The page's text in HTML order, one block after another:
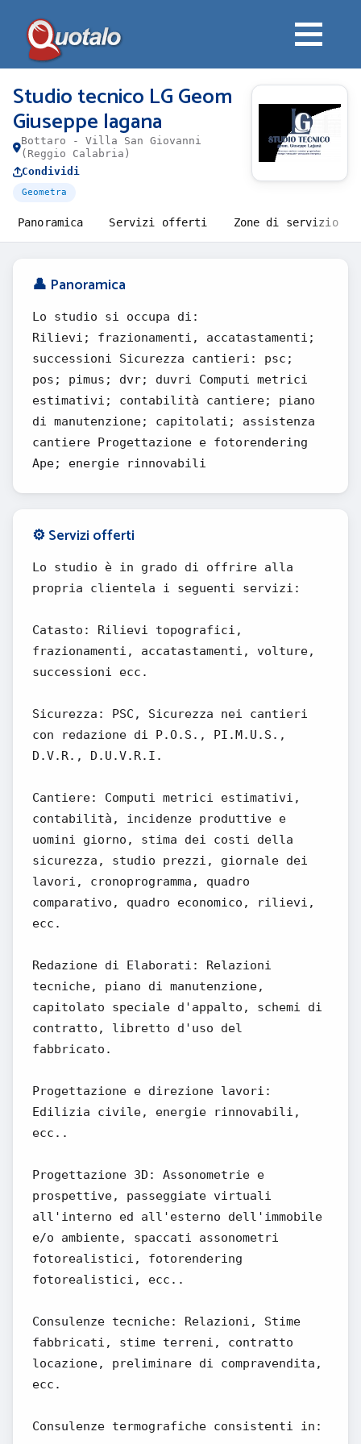
Studio tecnico LG Geom
Giuseppe lagana
Bottaro - Villa San Giovanni
(Reggio Calabria)
Condividi
Geometra
Panoramica Servizi offerti Zone di servizio
👤 Panoramica
Lo studio si occupa di:
Rilievi; frazionamenti, accatastamenti;
successioni Sicurezza cantieri: psc;
pos; pimus; dvr; duvri Computi metrici
estimativi; contabilità cantiere; piano
di manutenzione; capitolati; assistenza
cantiere Progettazione e fotorendering
Ape; energie rinnovabili
⚙️ Servizi offerti
Lo studio è in grado di offrire alla
propria clientela i seguenti servizi:
Catasto: Rilievi topografici,
frazionamenti, accatastamenti, volture,
successioni ecc.
Sicurezza: PSC, Sicurezza nei cantieri
con redazione di P.O.S., PI.M.U.S.,
D.V.R., D.U.V.R.I.
Cantiere: Computi metrici estimativi,
contabilità, incidenze produttive e
uomini giorno, stima dei costi della
sicurezza, studio prezzi, giornale dei
lavori, cronoprogramma, quadro
comparativo, quadro economico, rilievi,
ecc.
Redazione di Elaborati: Relazioni
tecniche, piano di manutenzione,
capitolato speciale d'appalto, schemi di
contratto, libretto d'uso del
fabbricato.
Progettazione e direzione lavori:
Edilizia civile, energie rinnovabili,
ecc..
Progettazione 3D: Assonometrie e
prospettive, passeggiate virtuali
all'interno ed all'esterno dell'immobile
e/o ambiente, spaccati assonometri
fotorealistici, fotorendering
fotorealistici, ecc..
Consulenze tecniche: Relazioni, Stime
fabbricati, stime terreni, contratto
locazione, preliminare di compravendita,
ecc.
Consulenze termografiche consistenti in: